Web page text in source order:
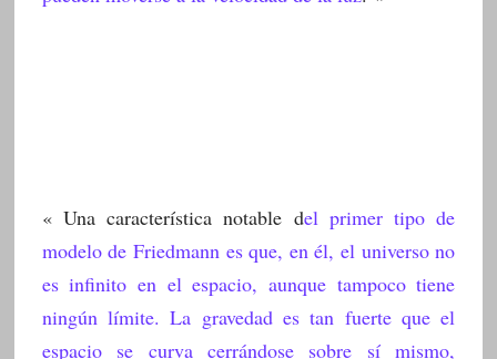
«Una característica notable del primer tipo de
modelo de Friedmann es que, en él, el universo no
es infinito en el espacio, aunque tampoco tiene
ningún límite. La gravedad es tan fuerte que el
espacio se curva cerrándose sobre sí mismo,